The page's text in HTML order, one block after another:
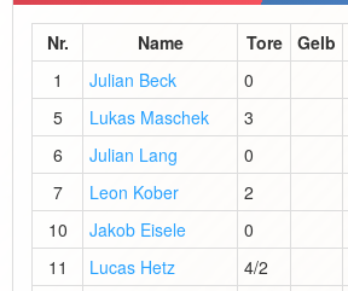
Nr. Name Tore Gelb
1
Julian Beck
0
5
Lukas Maschek
3
6
Julian Lang
0
7
Leon Kober 2
10
Jakob Eisele
0
11
Lucas Hetz
4/2